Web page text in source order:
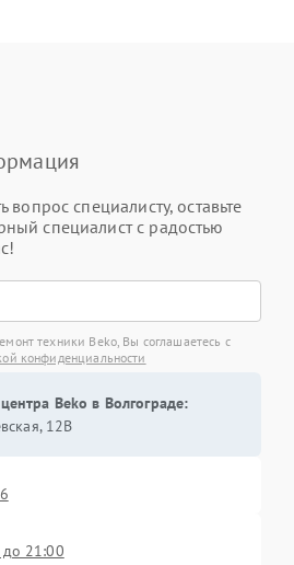
вопрос специалисту, оставьте
специалист с радостью
техники Beko, Вы соглашаетесь с
конфиденциальности
Beko в Волгограде:
12В
21:00